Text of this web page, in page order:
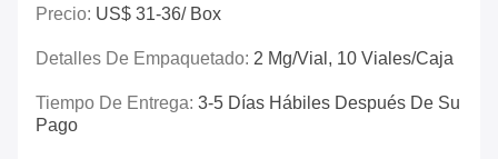
Precio: US$ 31-36/ Box
Detalles De Empaquetado: 2 Mg/vial, 10 Viales/caja
Tiempo De Entrega: 3-5 Días Hábiles Después De Su
Pago